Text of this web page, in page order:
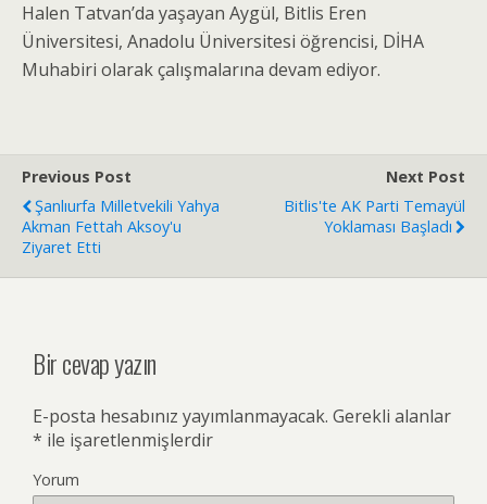
Halen Tatvan’da yaşayan Aygül, Bitlis Eren
Üniversitesi, Anadolu Üniversitesi öğrencisi, DİHA
Muhabiri olarak çalışmalarına devam ediyor.
Previous Post
Şanlıurfa Milletvekili Yahya
Akman Fettah Aksoy'u
Ziyaret Etti
Next Post
Bitlis'te AK Parti Temayül
Yoklaması Başladı
Bir cevap yazın
E-posta hesabınız yayımlanmayacak. Gerekli alanlar
* ile işaretlenmişlerdir
Yorum